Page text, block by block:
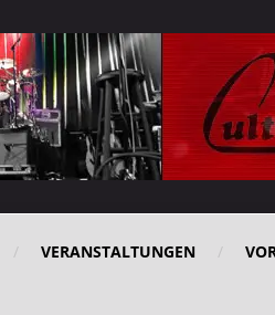
VERANSTALTUNGEN